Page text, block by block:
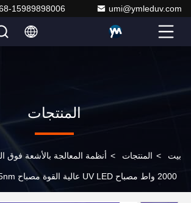
umi@ymleduv.com
15989898006
المنتجات
بيت > المنتجات > أنظمة المعالجة بالأشعة فوق
2000 واط مصباح UV LED عالية القوة مصباح UV LED 385nm